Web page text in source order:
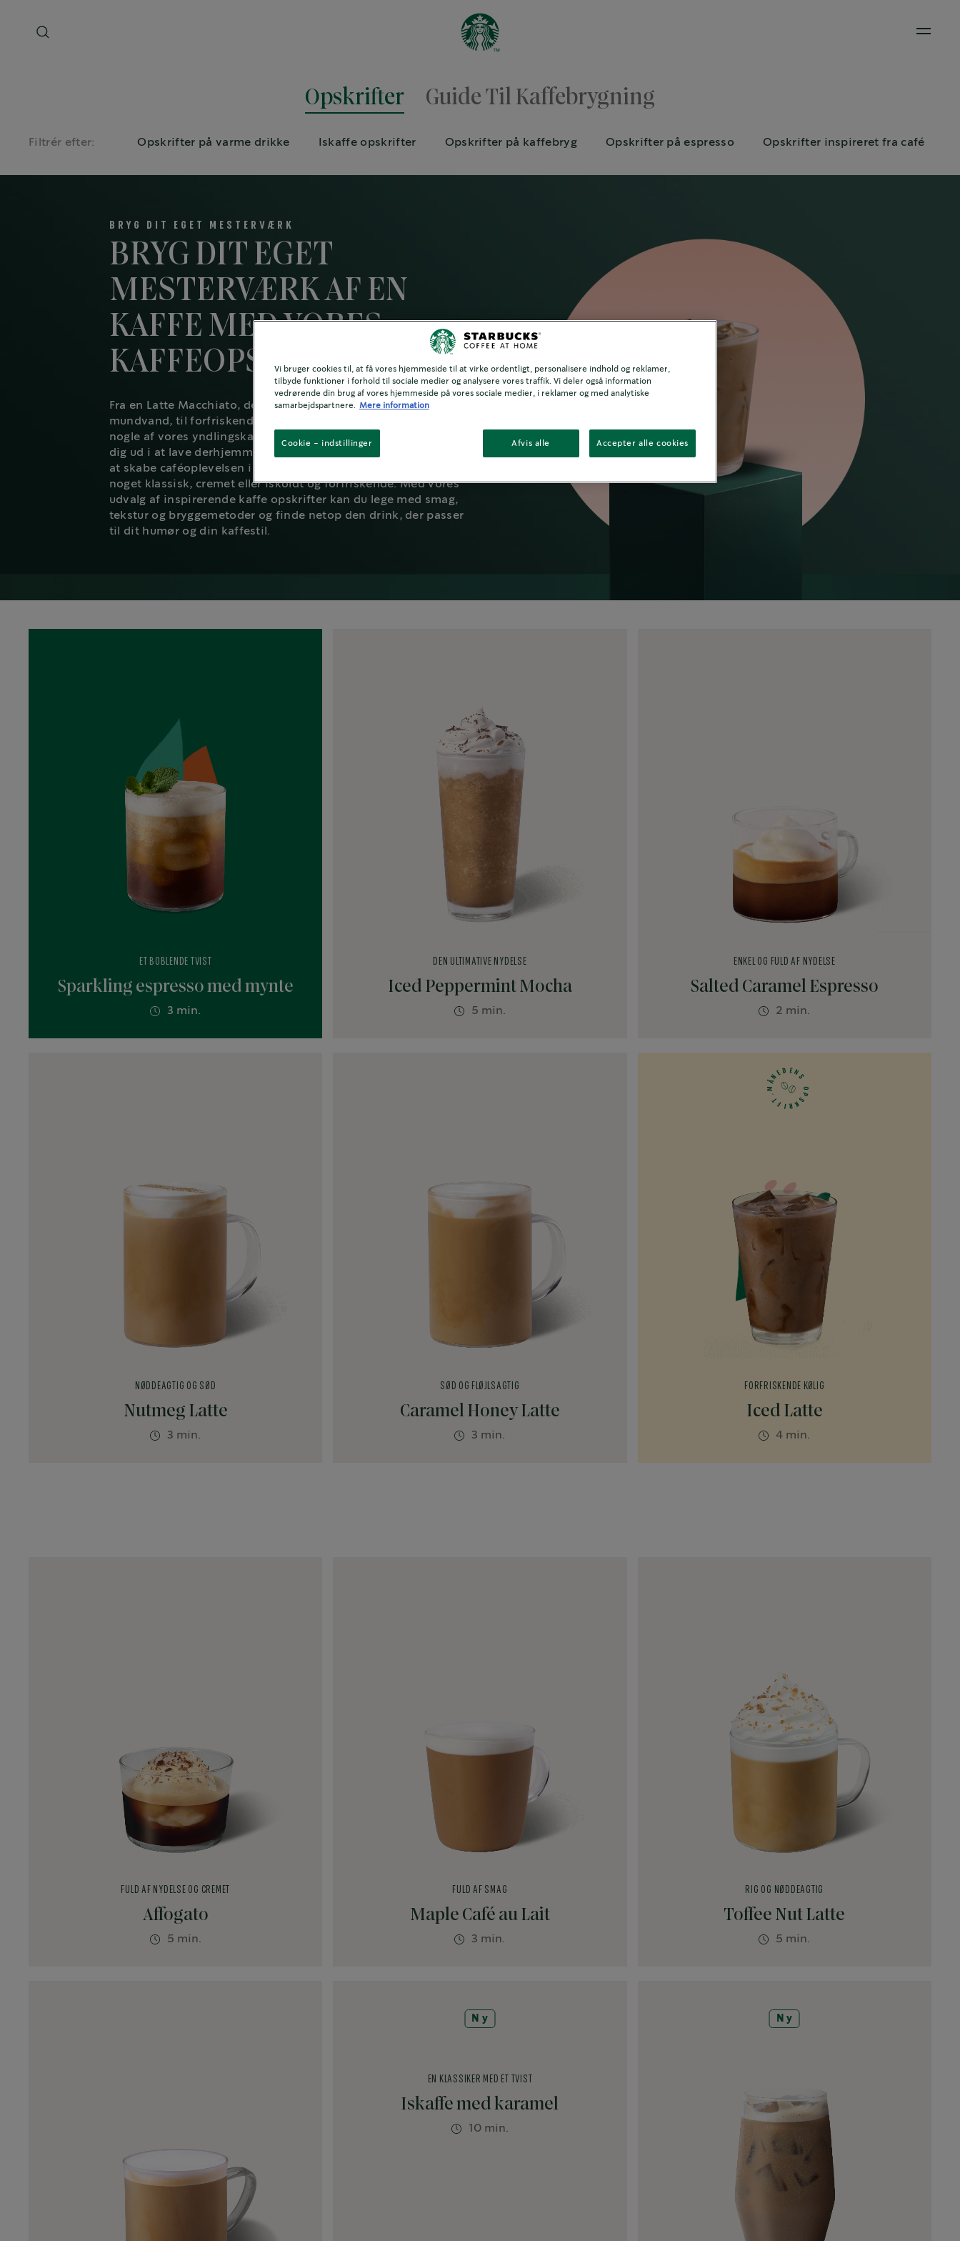
Open
Opskrifter Guide Til Kaffebrygning
Filtrér efter: Opskrifter på varme drikke Iskaffe opskrifter Opskrifter på kaffebryg Opskrifter på espresso Opskrifter inspireret fra café
BRYG DIT EGET MESTERVÆRK
BRYG DIT EGET
MESTERVÆRK AF EN
KAFFE MED VORES
KAFFEOPSKRIFTER
Fra en Latte Macchiato, der kan sætte gang i de flestes
mundvand, til forfriskende og iskolde drikke – vi har samlet
nogle af vores yndlingskaffeopskrifter, som du nemt kan kaste
dig ud i at lave derhjemme. Disse kaffe opskrifter gør det nemt
at skabe caféoplevelsen i dit eget køkken, uanset om du er til
noget klassisk, cremet eller iskoldt og forfriskende. Med vores
udvalg af inspirerende kaffe opskrifter kan du lege med smag,
tekstur og bryggemetoder og finde netop den drink, der passer
til dit humør og din kaffestil.
Sparkling espresso med mynte
ET BOBLENDE TVIST
3 min.
Iced Peppermint Mocha
DEN ULTIMATIVE NYDELSE
5 min.
Salted Caramel Espresso
ENKEL OG FULD AF NYDELSE
2 min.
Nutmeg Latte
NØDDEAGTIG OG SØD
3 min.
Caramel Honey Latte
SØD OG FLØJLSAGTIG
3 min.
M
Å
N
ED ENS
O
P
S
K
R
I
F
T
.
Iced Latte
FORFRISKENDE KØLIG
4 min.
Affogato
FULD AF NYDELSE OG CREMET
5 min.
Maple Café au Lait
FULD AF SMAG
3 min.
Toffee Nut Latte
RIG OG NØDDEAGTIG
5 min.
Ny Ny
Vi bruger cookies til, at få vores hjemmeside til at virke ordentligt, personalisere indhold og reklamer,
tilbyde funktioner i forhold til sociale medier og analysere vores traffik. Vi deler også information
vedrørende din brug af vores hjemmeside på vores sociale medier, i reklamer og med analytiske
samarbejdspartnere.
Mere information
Afvis alle Accepter alle cookies
Cookie - indstillinger